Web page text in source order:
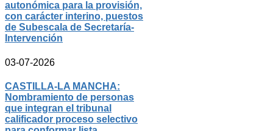
autonómica para la provisión,
con carácter interino, puestos
de Subescala de Secretaría-
Intervención
03-07-2026
CASTILLA-LA MANCHA:
Nombramiento de personas
que integran el tribunal
calificador proceso selectivo